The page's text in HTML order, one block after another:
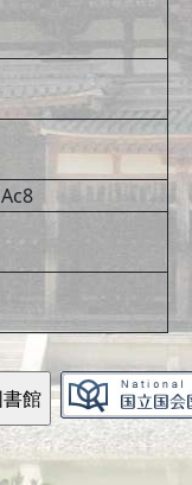
Ac8